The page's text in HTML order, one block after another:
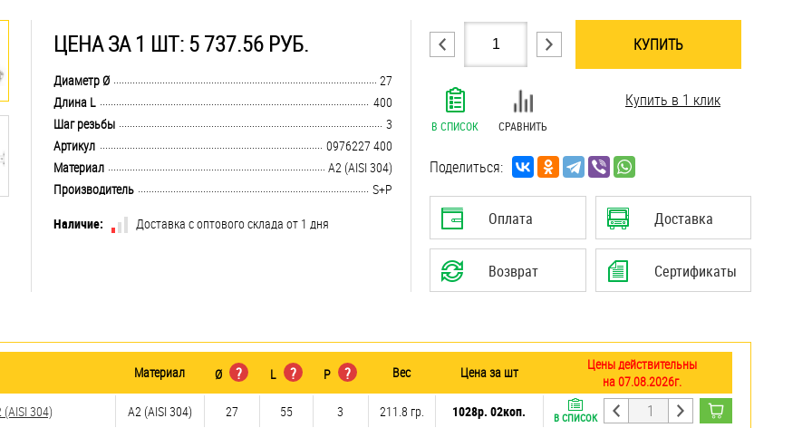
ЦЕНА ЗА 1 ШТ: 5 737.56 РУБ.
........................................................................................................................................................................................................
Диаметр Ø
27
........................................................................................................................................................................................................
Длина L
400
........................................................................................................................................................................................................
Шаг резьбы
3
........................................................................................................................................................................................................
Артикул
0976227 400
........................................................................................................................................................................................................
Материал
А2 (AISI 304)
........................................................................................................................................................................................................
Производитель
S+P
Наличие:
Доставка с оптового склада от 1 дня
КУПИТЬ
В СПИСОК СРАВНИТЬ
Купить в 1 клик
Поделиться:
Оплата Доставка
Возврат Сертификаты
Материал Ø ? L ? P ? Вес Цена за шт
Цены действительны
на 07.08.2026г.
304)
А2 (AISI 304) 27 55 3 211.8 гр. 1028р. 02коп. В СПИСОК